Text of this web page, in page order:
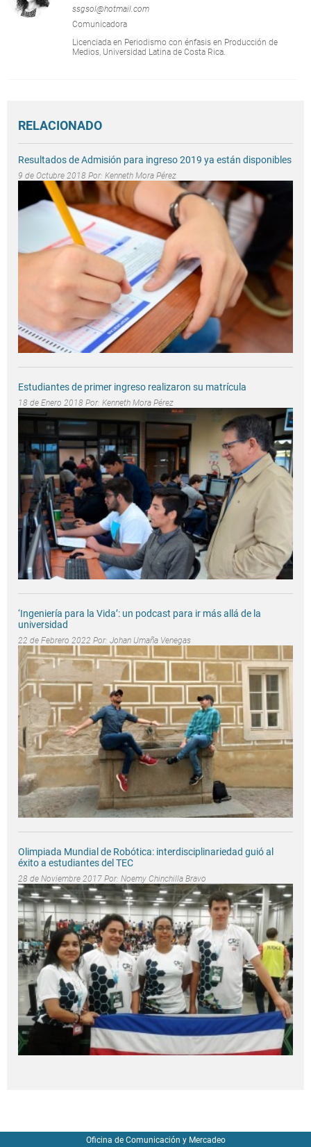
ssgsol@hotmail.com
Comunicadora
Licenciada en Periodismo con énfasis en Producción de
Medios, Universidad Latina de Costa Rica.
RELACIONADO
Resultados de Admisión para ingreso 2019 ya están disponibles
9 de Octubre 2018 Por: Kenneth Mora Pérez
Estudiantes de primer ingreso realizaron su matrícula
18 de Enero 2018 Por: Kenneth Mora Pérez
‘Ingeniería para la Vida’: un podcast para ir más allá de la
universidad
22 de Febrero 2022 Por: Johan Umaña Venegas
Olimpiada Mundial de Robótica: interdisciplinariedad guió al
éxito a estudiantes del TEC
28 de Noviembre 2017 Por: Noemy Chinchilla Bravo
Oficina de Comunicación y Mercadeo